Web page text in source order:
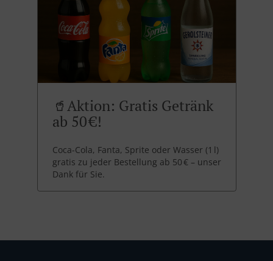
🥤Aktion: Gratis Getränk
ab 50 €!
Coca-Cola, Fanta, Sprite oder Wasser (1 l)
gratis zu jeder Bestellung ab 50 € – unser
Dank für Sie.